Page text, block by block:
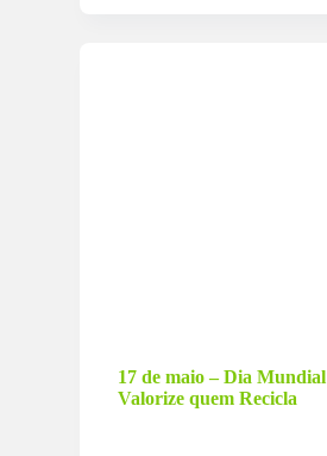
17 de maio – Dia
Valorize quem Recicla